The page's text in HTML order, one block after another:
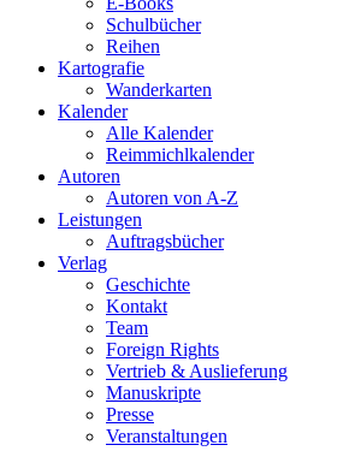
Schulbücher
Reihen
Kartografie
Wanderkarten
Kalender
Alle Kalender
Reimmichlkalender
Autoren
Autoren von A-Z
Leistungen
Auftragsbücher
Verlag
Geschichte
Kontakt
Team
Foreign Rights
Vertrieb & Auslieferung
Manuskripte
Presse
Veranstaltungen